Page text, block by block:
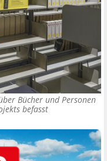
Bücher und Personen
befasst